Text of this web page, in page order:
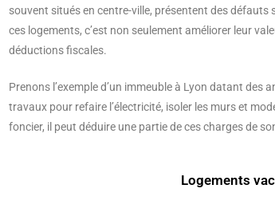
souvent situés en centre-ville, présentent des
ces logements, c’est non seulement améliorer leur
déductions fiscales.
Prenons l’exemple d’un immeuble à Lyon datant des
travaux pour refaire l’électricité, isoler les murs et
foncier, il peut déduire une partie de ces charges de
Logements